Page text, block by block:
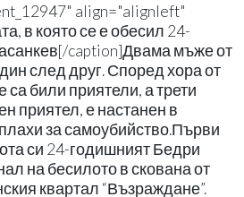
align="alignleft"
в която се е обесил 24-
caption]Двама мъже от
след друг. Според хора от
били приятели, а трети
приятел, е настанен в
за самоубийство.Първи
си 24-годишният Бедри
на бесилото в скована от
квартал “Възраждане”.